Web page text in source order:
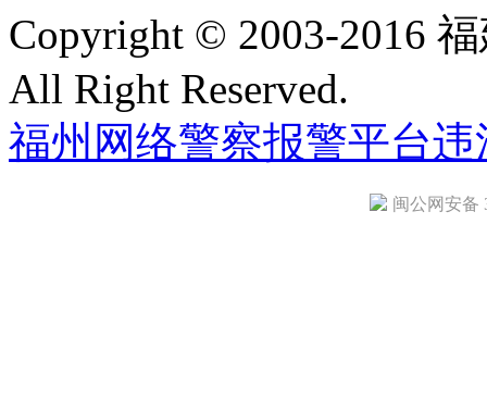
Copyright © 2003-2016
All Right Reserved.
福州网络警察报警平台违
闽公网安备